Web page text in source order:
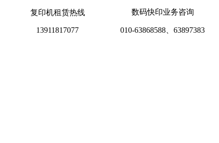
复印机租赁热线
13911817077
数码快印业务咨询
010-63868588、63897383